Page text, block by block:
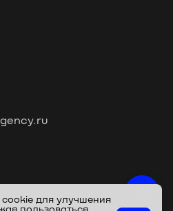
2020‑2026 GATE
для улучшения